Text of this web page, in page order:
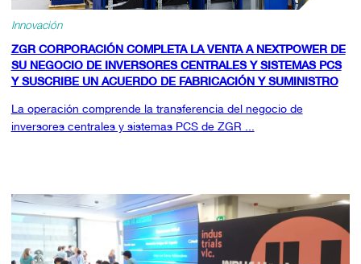
Innovación
ZGR CORPORACIÓN COMPLETA LA VENTA A NEXTPOWER DE
SU NEGOCIO DE INVERSORES CENTRALES Y SISTEMAS PCS
Y SUSCRIBE UN ACUERDO DE FABRICACIÓN Y SUMINISTRO
La operación comprende la transferencia del negocio de
inversores centrales y sistemas PCS de ZGR ...